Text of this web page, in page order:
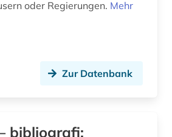
(8)
oder Regierungen. Mehr
Zur Datenbank
bibliografi: